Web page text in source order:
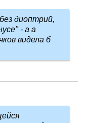
диоптрий,
- а а
видела б